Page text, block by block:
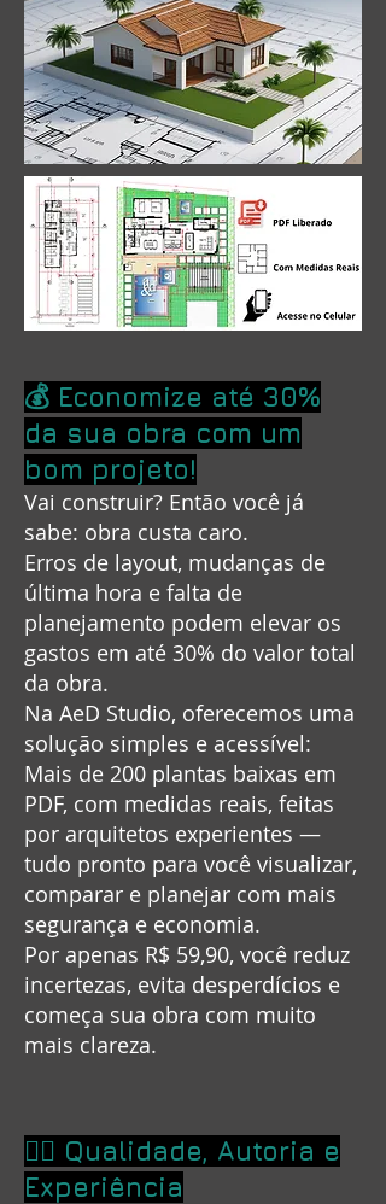
💰 Economize até 30%
da sua obra com um
bom projeto!
Vai construir? Então você já
sabe: obra custa caro.
Erros de layout, mudanças de
última hora e falta de
planejamento podem elevar os
gastos em até 30% do valor total
da obra.
Na AeD Studio, oferecemos uma
solução simples e acessível:
Mais de 200 plantas baixas em
PDF, com medidas reais, feitas
por arquitetos experientes —
tudo pronto para você visualizar,
comparar e planejar com mais
segurança e economia.
Por apenas R$ 59,90, você reduz
incertezas, evita desperdícios e
começa sua obra com muito
mais clareza.
👷‍♂️ Qualidade, Autoria e
Experiência